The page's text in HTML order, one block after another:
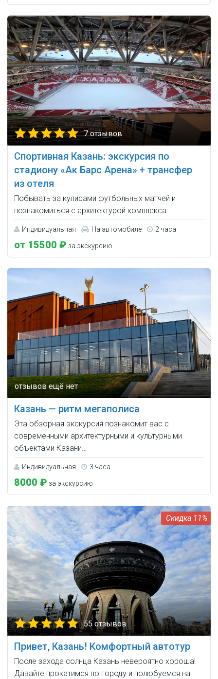
7 отзывов
Спортивная Казань: экскурсия по
стадиону «Ак Барс Арена» + трансфер
из отеля
Побывать за кулисами футбольных матчей и
познакомиться с архитектурой комплекса.
Индивидуальная На автомобиле 2 часа
от 15500 ₽ за экскурсию
Казань — ритм мегаполиса
Эта обзорная экскурсия познакомит вас с
современными архитектурными и культурными
объектами Казани…
Индивидуальная 3 часа
8000 ₽ за экскурсию
11%
55 отзывов
Привет, Казань! Комфортный автотур
После захода солнца Казань невероятно хороша!
Давайте прокатимся по городу и полюбуемся на